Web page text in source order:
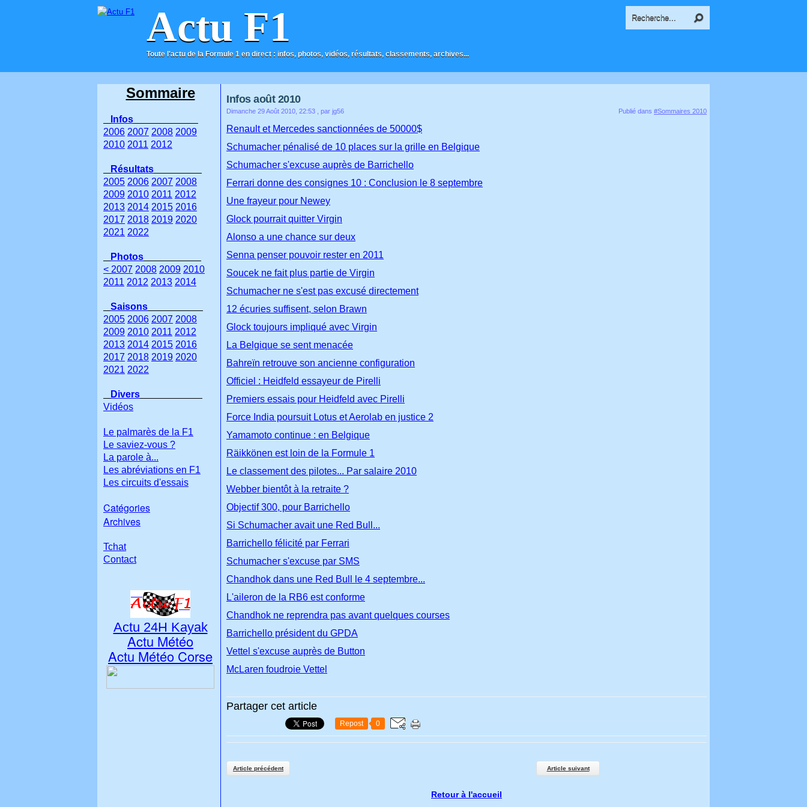
Actu F1
Toute l'actu de la Formule 1 en direct : infos, photos, vidéos, résultats, classements, archives...
ACCUEIL CONTACT
Infos août 2010
Dimanche 29 Août 2010, 22:53 , par jg56 Publié dans #Sommaires 2010
Renault et Mercedes sanctionnées de 50000$
Schumacher pénalisé de 10 places sur la grille en Belgique
Schumacher s'excuse auprès de Barrichello
Ferrari donne des consignes 10 : Conclusion le 8 septembre
Une frayeur pour Newey
Glock pourrait quitter Virgin
Alonso a une chance sur deux
Senna penser pouvoir rester en 2011
Soucek ne fait plus partie de Virgin
Schumacher ne s'est pas excusé directement
12 écuries suffisent, selon Brawn
Glock toujours impliqué avec Virgin
La Belgique se sent menacée
Bahreïn retrouve son ancienne configuration
Officiel : Heidfeld essayeur de Pirelli
Premiers essais pour Heidfeld avec Pirelli
Force India poursuit Lotus et Aerolab en justice 2
Yamamoto continue : en Belgique
Räikkönen est loin de la Formule 1
Le classement des pilotes... Par salaire 2010
Webber bientôt à la retraite ?
Objectif 300, pour Barrichello
Si Schumacher avait une Red Bull...
Barrichello félicité par Ferrari
Schumacher s'excuse par SMS
Chandhok dans une Red Bull le 4 septembre...
L'aileron de la RB6 est conforme
Chandhok ne reprendra pas avant quelques courses
Barrichello président du GPDA
Vettel s'excuse auprès de Button
McLaren foudroie Vettel
Partager cet article
Repost 0
Article précédent Article suivant
Retour à l'accueil
Sommaire
Infos
2006 2007 2008 2009
2010 2011 2012
Résultats
2005 2006 2007 2008
2009 2010 2011 2012
2013 2014 2015 2016
2017 2018 2019 2020
2021 2022
Photos
< 2007 2008 2009 2010
2011 2012 2013 2014
Saisons
2005 2006 2007 2008
2009 2010 2011 2012
2013 2014 2015 2016
2017 2018 2019 2020
2021 2022
Divers
Vidéos
Le palmarès de la F1
Le saviez-vous ?
La parole à...
Les abréviations en F1
Les circuits d'essais
Catégories
Archives
Tchat
Contact
Actu 24H Kayak
Actu Météo
Actu Météo Corse